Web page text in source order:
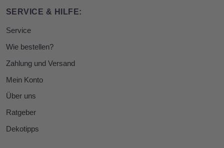
SERVICE & HILFE:
Service
Wie bestellen?
Zahlung und Versand
Mein Konto
Über uns
Ratgeber
Dekotipps